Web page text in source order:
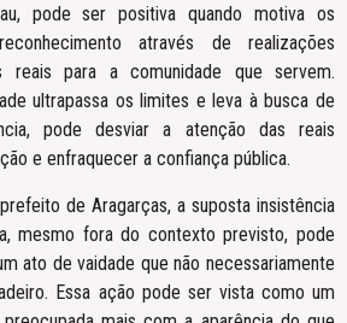
pode ser positiva quando motiva os
através de realizações
reais para a comunidade que servem.
ultrapassa os limites e leva à busca de
pode desviar a atenção das reais
e enfraquecer a confiança pública.
de Aragarças, a suposta insistência
mesmo fora do contexto previsto, pode
ato de vaidade que não necessariamente
Essa ação pode ser vista como um